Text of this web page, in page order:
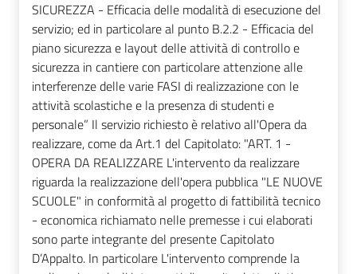
SICUREZZA - Efficacia delle modalità di esecuzione del
servizio; ed in particolare al punto B.2.2 - Efficacia del
piano sicurezza e layout delle attività di controllo e
sicurezza in cantiere con particolare attenzione alle
interferenze delle varie FASI di realizzazione con le
attività scolastiche e la presenza di studenti e
personale” Il servizio richiesto è relativo all'Opera da
realizzare, come da Art.1 del Capitolato: "ART. 1 -
OPERA DA REALIZZARE L'intervento da realizzare
riguarda la realizzazione dell'opera pubblica "LE NUOVE
SCUOLE" in conformità al progetto di fattibilità tecnico
- economica richiamato nelle premesse i cui elaborati
sono parte integrante del presente Capitolato
D’Appalto. In particolare L'intervento comprende la